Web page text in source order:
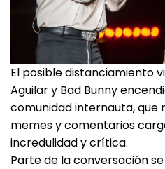
El posible distanciamiento
Aguilar y Bad Bunny
comunidad internauta, que
memes y comentarios
incredulidad y crítica.
Parte de la conversación